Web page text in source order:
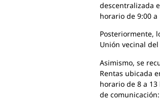
descentralizada
horario de 9:00 a
Posteriormente,
Unión vecinal
Asimismo, se
Rentas ubicada
horario de 8 a
de comunicación: